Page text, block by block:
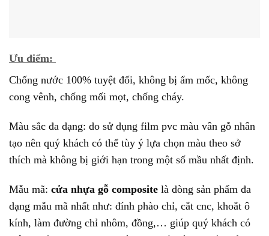
Ưu điểm:
Chống nước 100% tuyệt đối, không bị ẩm mốc, không
cong vênh, chống mối mọt, chống cháy.
Màu sắc đa dạng: do sử dụng film pvc màu vân gỗ nhân
tạo nên quý khách có thể tùy ý lựa chọn màu theo sở
thích mà không bị giới hạn trong một số mầu nhất định.
Mẫu mã: cửa nhựa gỗ composite là dòng sản phẩm đa
dạng mẫu mã nhất như: đính phào chỉ, cắt cnc, khoắt ô
kính, làm đường chỉ nhôm, đồng,… giúp quý khách có